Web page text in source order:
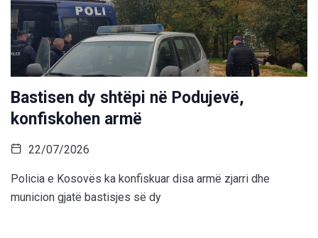
Bastisen dy shtëpi në Podujevë,
konfiskohen armë
22/07/2026
Policia e Kosovës ka konfiskuar disa armë zjarri dhe
municion gjatë bastisjes së dy